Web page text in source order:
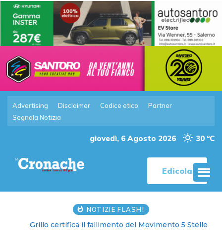
Advertising Disclaimer Codice etico
Partner
Segnala Notizia
giovedì, 6 Agosto 2026 30 °C
Edicola
NOTIZIE FLASH!
Grillo certifica il fallimento del Movimento 5 Stelle